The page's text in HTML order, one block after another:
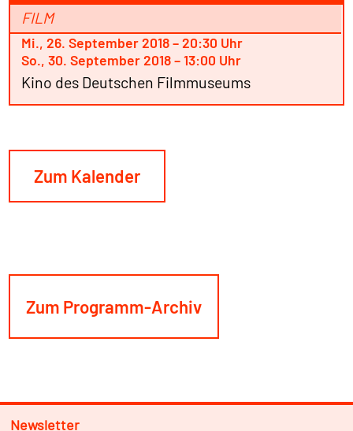
FILM
Mi., 26. September 2018 – 20:30 Uhr
So., 30. September 2018 – 13:00 Uhr
Kino des Deutschen Filmmuseums
Zum Kalender
Zum Programm-Archiv
Newsletter